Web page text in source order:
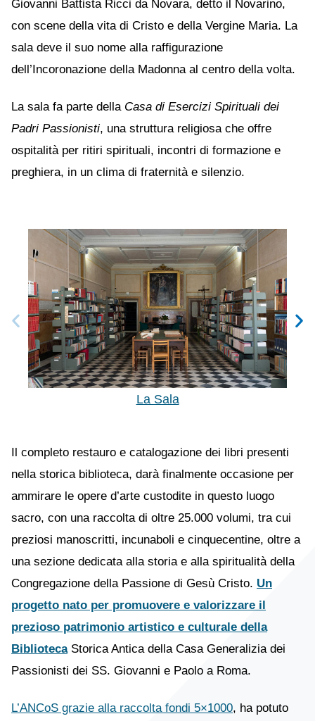
Giovanni Battista Ricci da Novara, detto il Novarino,
con scene della vita di Cristo e della Vergine Maria. La
sala deve il suo nome alla raffigurazione
dell’Incoronazione della Madonna al centro della volta.
La sala fa parte della Casa di Esercizi Spirituali dei
Padri Passionisti, una struttura religiosa che offre
ospitalità per ritiri spirituali, incontri di formazione e
preghiera, in un clima di fraternità e silenzio.
La Sala
Il completo restauro e catalogazione dei libri presenti
nella storica biblioteca, darà finalmente occasione per
ammirare le opere d’arte custodite in questo luogo
sacro, con una raccolta di oltre 25.000 volumi, tra cui
preziosi manoscritti, incunaboli e cinquecentine, oltre a
una sezione dedicata alla storia e alla spiritualità della
Congregazione della Passione di Gesù Cristo. Un
progetto nato per promuovere e valorizzare il
prezioso patrimonio artistico e culturale della
BibliotecaStorica Antica della Casa Generalizia dei
Passionisti dei SS. Giovanni e Paolo a Roma.
L’ANCoS grazie alla raccolta fondi 5×1000, ha potuto